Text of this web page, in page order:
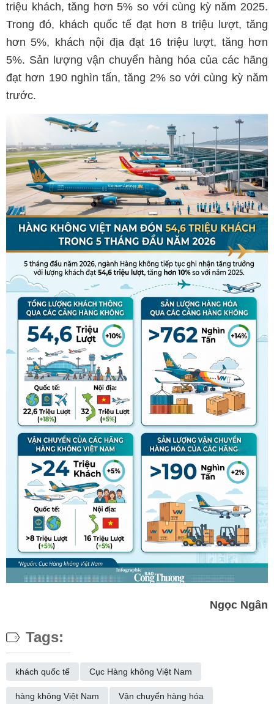
triệu khách, tăng hơn 5% so với cùng kỳ năm 2025.
Trong đó, khách quốc tế đạt hơn 8 triệu lượt, tăng
hơn 5%, khách nội địa đạt 16 triệu lượt, tăng hơn
5%. Sản lượng vận chuyển hàng hóa của các hãng
đạt hơn 190 nghìn tấn, tăng 2% so với cùng kỳ năm
trước.
Ngọc Ngân
Tags:
khách quốc tế Cục Hàng không Việt Nam
hàng không Việt Nam Vận chuyển hàng hóa